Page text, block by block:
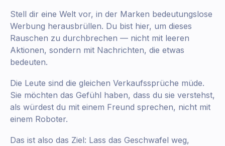
Stell dir eine Welt vor, in der Marken bedeutungslose
Werbung herausbrüllen. Du bist hier, um dieses
Rauschen zu durchbrechen — nicht mit leeren
Aktionen, sondern mit Nachrichten, die etwas
bedeuten.
Die Leute sind die gleichen Verkaufssprüche müde.
Sie möchten das Gefühl haben, dass du sie verstehst,
als würdest du mit einem Freund sprechen, nicht mit
einem Roboter.
Das ist also das Ziel: Lass das Geschwafel weg,